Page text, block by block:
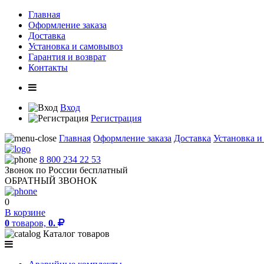
Главная
Оформление заказа
Доставка
Установка и самовывоз
Гарантия и возврат
Контакты
Вход
Регистрация
Главная Оформление заказа Доставка Установка
8 800 234 22 53
Звонок по России бесплатный
ОБРАТНЫЙ ЗВОНОК
0
В корзине
0 товаров, 0.
Каталог товаров